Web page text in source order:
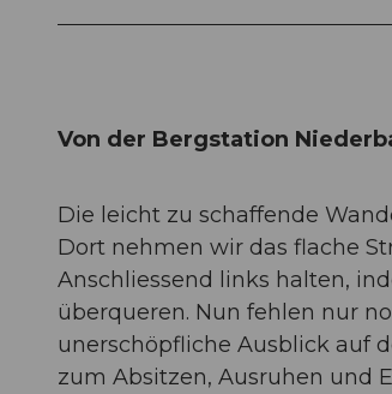
Von der Bergstation
Die leicht zu schaffende
Dort nehmen wir das flache
Anschliessend links halten,
überqueren. Nun fehlen nur
unerschöpfliche Ausblick auf
zum Absitzen, Ausruhen und